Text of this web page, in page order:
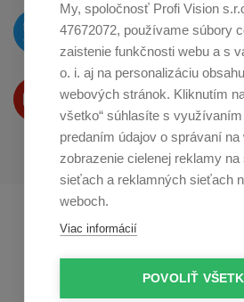
O novinkách píšeme
naTwitteri
Produkty Vám predstavujeme
na Youtube
Profikuchař.cz
My, spoločnosť Profi Vision
47672072, používame súbory
zaistenie funkčnosti webu a s
o. i. aj na personalizáciu
webových stránok. Kliknutím
všetko“ súhlasíte s
predaním údajov o správaní na
zobrazenie cielenej reklamy
sieťach a reklamných sieťach
weboch.
Viac informácií
POVOLIŤ